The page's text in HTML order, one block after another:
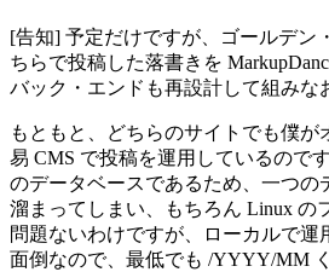
[告知] 予定だけですが、ゴールデン
ちらで投稿した落書きを
バック・エンドも再設計して組みな
もともと、どちらのサイトでも僕が
易 CMS で投稿を運用しているので
のデータベースであるため、一つの
溜まってしまい、もちろん Linux の
問題ないわけですが、ローカルで運
面倒なので、最低でも /YYYY/MM